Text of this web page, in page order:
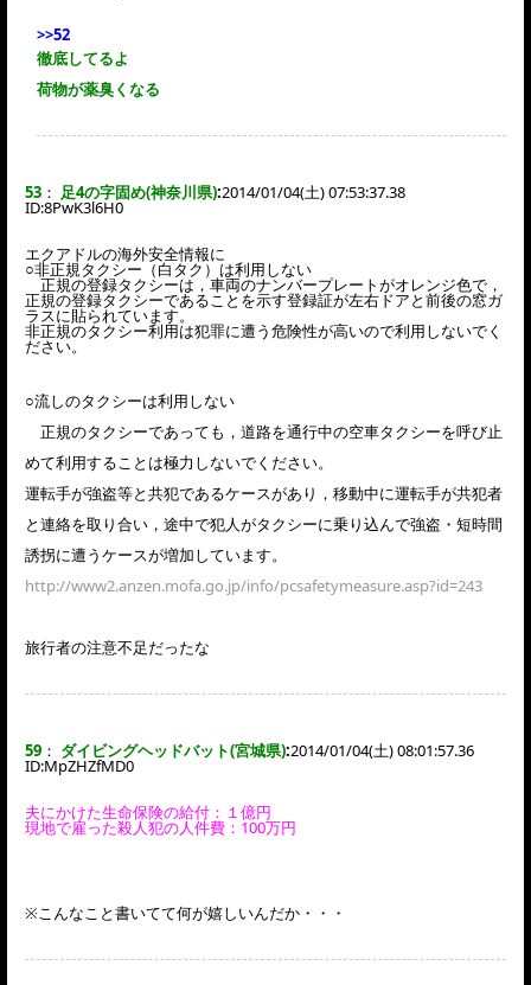
>>52
徹底してるよ
荷物が薬臭くなる
53 ： 足4の字固め(神奈川県):2014/01/04(土) 07:53:37.38
ID:8PwK3l6H0
エクアドルの海外安全情報に
○非正規タクシー（白タク）は利用しない
正規の登録タクシーは，車両のナンバープレートがオレンジ色で，
正規の登録タクシーであることを示す登録証が左右ドアと前後の窓ガ
ラスに貼られています。
非正規のタクシー利用は犯罪に遭う危険性が高いので利用しないでく
ださい。
○流しのタクシーは利用しない
正規のタクシーであっても，道路を通行中の空車タクシーを呼び止
めて利用することは極力しないでください。
運転手が強盗等と共犯であるケースがあり，移動中に運転手が共犯者
と連絡を取り合い，途中で犯人がタクシーに乗り込んで強盗・短時間
誘拐に遭うケースが増加しています。
http://www2.anzen.mofa.go.jp/info/pcsafetymeasure.asp?id=243
旅行者の注意不足だったな
59 ： ダイビングヘッドバット(宮城県):2014/01/04(土) 08:01:57.36
ID:MpZHZfMD0
夫にかけた生命保険の給付：１億円
現地で雇った殺人犯の人件費：100万円
※こんなこと書いてて何が嬉しいんだか・・・